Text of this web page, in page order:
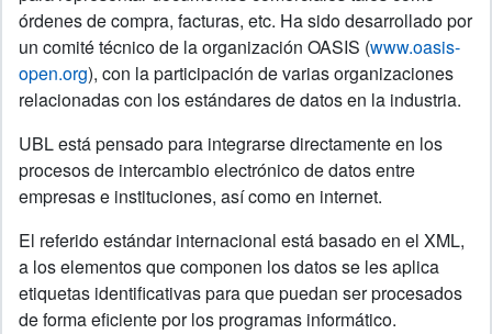
órdenes de compra, facturas, etc. Ha sido desarrollado por
un comité técnico de la organización OASIS (www.oasis-
open.org), con la participación de varias organizaciones
relacionadas con los estándares de datos en la industria.
UBL está pensado para integrarse directamente en los
procesos de intercambio electrónico de datos entre
empresas e instituciones, así como en internet.
El referido estándar internacional está basado en el XML,
a los elementos que componen los datos se les aplica
etiquetas identificativas para que puedan ser procesados
de forma eficiente por los programas informático.